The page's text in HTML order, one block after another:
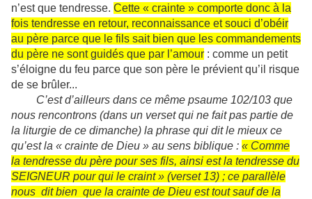
n’est que tendresse. Cette « crainte » comporte donc à la
fois tendresse en retour, reconnaissance et souci d’obéir
au père parce que le fils sait bien que les commandements
du père ne sont guidés que par l’amour : comme un petit
s’éloigne du feu parce que son père le prévient qu’il risque
de se brûler...
C’est d’ailleurs dans ce même psaume 102/103 que
nous rencontrons (dans un verset qui ne fait pas partie de
la liturgie de ce dimanche) la phrase qui dit le mieux ce
qu’est la « crainte de Dieu » au sens biblique : « Comme
la tendresse du père pour ses fils, ainsi est la tendresse du
SEIGNEUR pour qui le craint » (verset 13) ; ce parallèle
nous dit bien que la crainte de Dieu est tout sauf de la